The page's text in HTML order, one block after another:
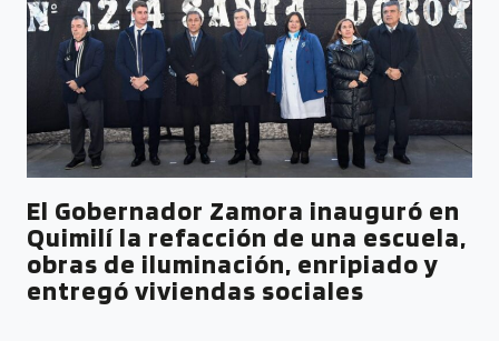
El Gobernador Zamora inauguró en
Quimilí la refacción de una escuela,
obras de iluminación, enripiado y
entregó viviendas sociales